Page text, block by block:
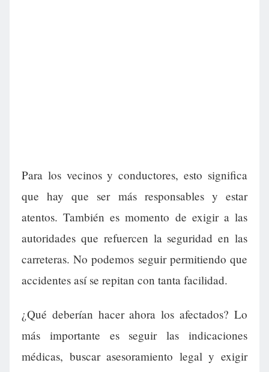
Para los vecinos y conductores, esto significa
que hay que ser más responsables y estar
atentos. También es momento de exigir a las
autoridades que refuercen la seguridad en las
carreteras. No podemos seguir permitiendo que
accidentes así se repitan con tanta facilidad.
¿Qué deberían hacer ahora los afectados? Lo
más importante es seguir las indicaciones
médicas, buscar asesoramiento legal y exigir